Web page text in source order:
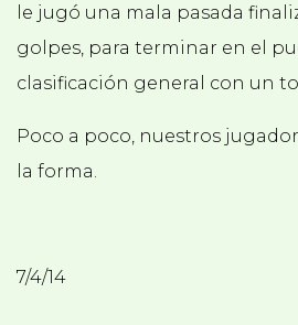
le jugó una mala pasada
golpes, para terminar en el
clasificación general con un
Poco a poco, nuestros
la forma.
7/4/14